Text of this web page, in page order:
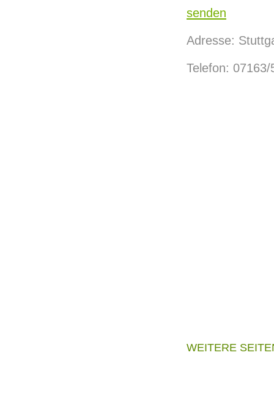
senden
Adresse:
Telefon:
WEITERE